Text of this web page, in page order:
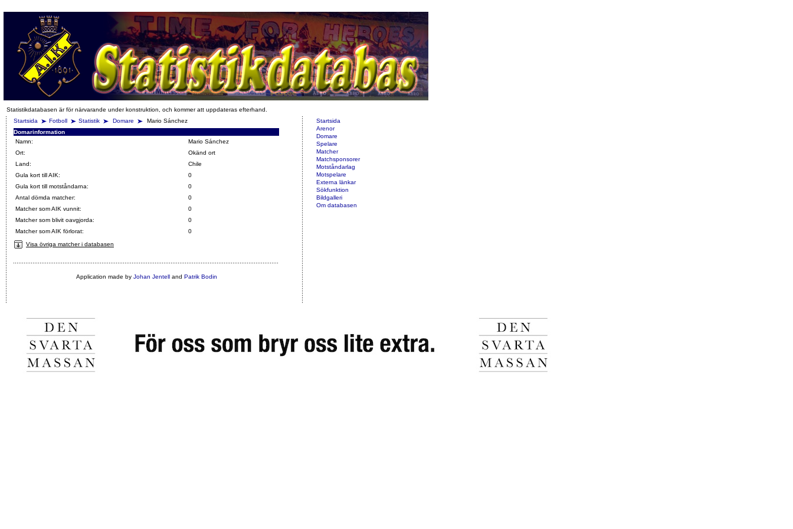
Statistikdatabasen är för närvarande under konstruktion, och kommer att uppdateras efterhand.
Startsida
Fotboll Statistik Domare
Mario Sánchez
Domarinformation
Namn:
Mario Sánchez
Ort:
Okänd ort
Land:
Chile
Gula kort till AIK:
0
Gula kort till motståndarna:
0
Antal dömda matcher:
0
Matcher som AIK vunnit:
0
Matcher som blivit oavgjorda:
0
Matcher som AIK förlorat:
0
Visa övriga matcher i databasen
Application made by Johan Jentelland Patrik Bodin
Startsida
Arenor
Domare
Spelare
Matcher
Matchsponsorer
Motståndarlag
Motspelare
Externa länkar
Sökfunktion
Bildgalleri
Om databasen